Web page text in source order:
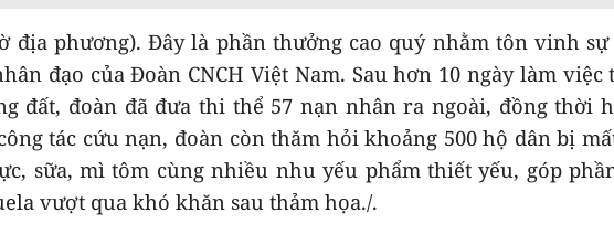
địa phương). Đây là phần thưởng cao quý nhằm tôn vinh sự
đạo của Đoàn CNCH Việt Nam. Sau hơn 10 ngày làm việc
đất, đoàn đã đưa thi thể 57 nạn nhân ra ngoài, đồng thời
tác cứu nạn, đoàn còn thăm hỏi khoảng 500 hộ dân bị
sữa, mì tôm cùng nhiều nhu yếu phẩm thiết yếu, góp
vượt qua khó khăn sau thảm họa./.